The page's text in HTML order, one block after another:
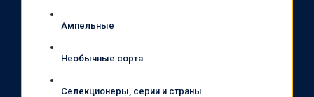
Ампельные
Необычные сорта
Селекционеры, серии и страны